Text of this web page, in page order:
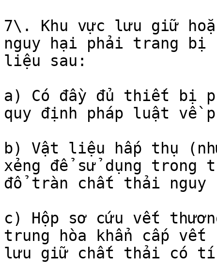
7\. Khu vực lưu giữ
nguy hại phải trang
liệu sau:
a) Có đầy đủ thiết bị
quy định pháp luật về
b) Vật liệu hấp thụ
xẻng để sử dụng
đổ tràn chất thải
c) Hộp sơ cứu vết
trung hòa khẩn cấp
lưu giữ chất thải có